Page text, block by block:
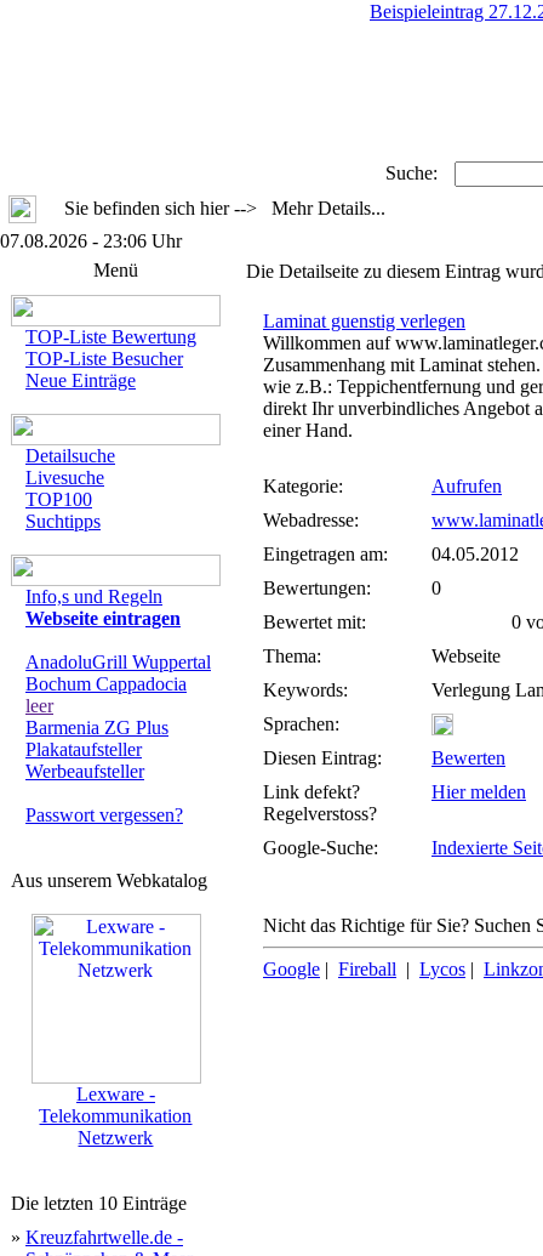
Beispieleintrag
Suche:
Sie befinden sich hier --> Mehr Details...
07.08.2026 - 23:06 Uhr
Menü
TOP-Liste Bewertung
TOP-Liste Besucher
Neue Einträge
Detailsuche
Livesuche
TOP100
Suchtipps
Info,s und Regeln
Webseite eintragen
AnadoluGrill Wuppertal
Bochum Cappadocia
leer
Barmenia ZG Plus
Plakataufsteller
Werbeaufsteller
Passwort vergessen?
Aus unserem Webkatalog
Lexware -
Telekommunikation
Netzwerk
Die letzten 10 Einträge
» Kreuzfahrtwelle.de -
Die Detailseite zu diesem Eintrag
Laminat guenstig verlegen
Willkommen auf
Zusammenhang mit Laminat
wie z.B.: Teppichentfernung und
direkt Ihr unverbindliches Angebot
einer Hand.
Kategorie:
Aufrufen
Webadresse:
Eingetragen am:
04.05.2012
Bewertungen:
0
Bewertet mit:
0
Thema:
Webseite
Keywords:
Verlegung
Sprachen:
Diesen Eintrag:
Bewerten
Link defekt?
Regelverstoss?
Hier melden
Google-Suche: Indexierte
Nicht das Richtige für Sie? Suchen
Google | Fireball | Lycos |